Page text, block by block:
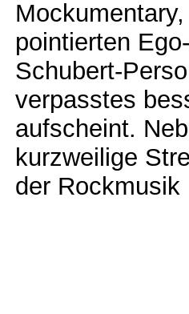
pointierten
Schubert-
verpasstes
aufscheint.
kurzweilige
der